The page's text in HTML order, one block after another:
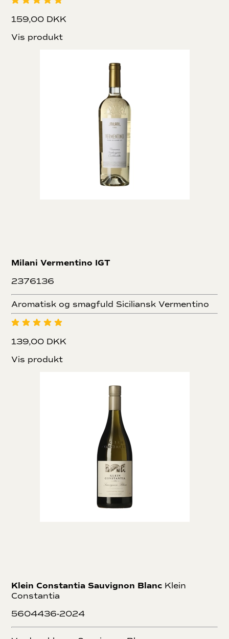
159,00 DKK
Vis produkt
Milani Vermentino IGT
2376136
Aromatisk og smagfuld Siciliansk Vermentino
139,00 DKK
Vis produkt
Klein Constantia Sauvignon Blanc Klein
Constantia
5604436-2024